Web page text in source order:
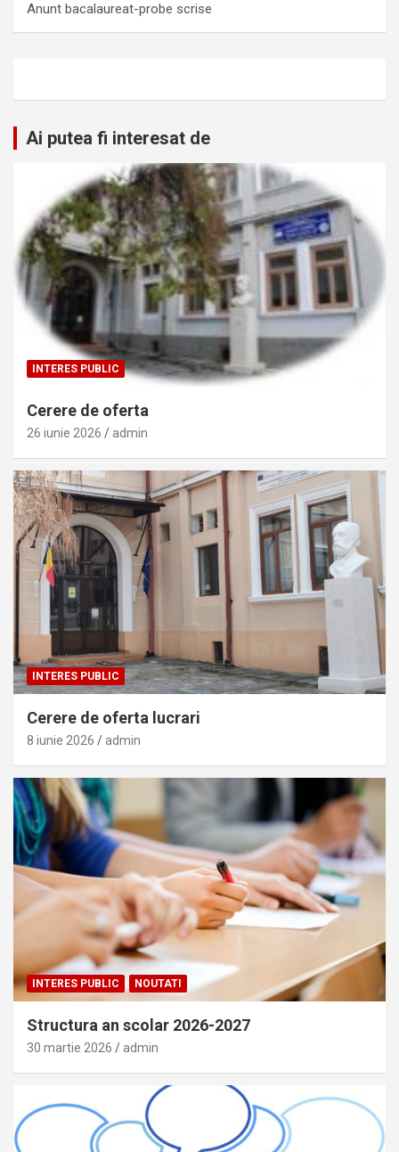
Anunt bacalaureat-probe scrise
Ai putea fi interesat de
INTERES PUBLIC
Cerere de oferta
26 iunie 2026 admin
INTERES PUBLIC
Cerere de oferta lucrari
8 iunie 2026 admin
INTERES PUBLIC NOUTATI
Structura an scolar 2026-2027
30 martie 2026 admin